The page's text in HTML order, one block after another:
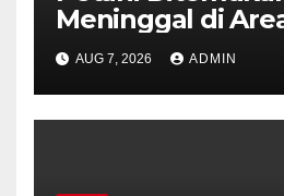
Meninggal di
Persawahan
Pastikan Tidak
Kekerasan
AUG 7, 2026 ADMIN